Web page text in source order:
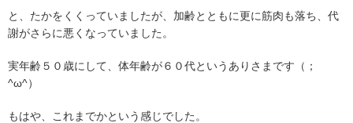
と、たかをくくっていましたが、加齢とともに更に筋肉も落ち、代
謝がさらに悪くなっていました。
実年齢５０歳にして、体年齢が６０代というありさまです（；
^ω^）
もはや、これまでかという感じでした。